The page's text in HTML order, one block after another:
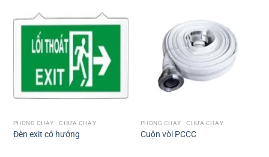
PHÒNG CHÁY - CHỮA CHÁY
Đèn exit có hướng
PHÒNG CHÁY - CHỮA CHÁY
Cuộn vòi PCCC